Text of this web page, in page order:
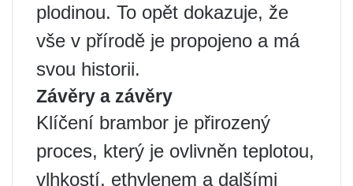
plodinou. To opět dokazuje, že
vše v přírodě je propojeno a má
svou historii.
Závěry a závěry
Klíčení brambor je přirozený
proces, který je ovlivněn teplotou,
vlhkostí, ethylenem a dalšími